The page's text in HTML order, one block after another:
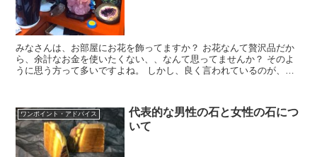
みなさんは、お部屋にお花を飾ってますか？ お花なんて贅沢品だか
ら、余計なお金を使いたくない、、なんて思ってませんか？ そのよ
うに思う方って多いですよね。 しかし、良く言われているのが、お
ワンポイント・アドバイス
代表的な男性の石と女性の石につ
いて